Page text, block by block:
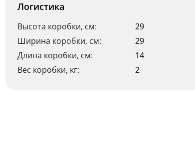
Логистика
Высота коробки, см:
29
Ширина коробки, см:
29
Длина коробки, см:
14
Вес коробки, кг:
2